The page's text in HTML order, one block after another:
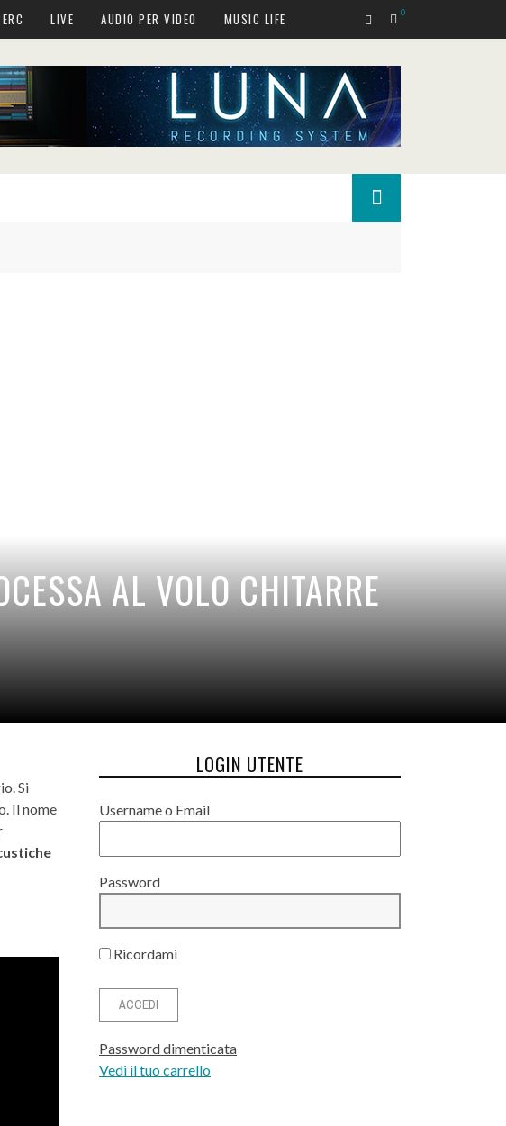
LIVE AUDIO PER VIDEO MUSIC LIFE 0
AL VOLO CHITARRE
Si
Il nome
LOGIN UTENTE
Username o Email
Password
Ricordami
Password dimenticata
Vedi il tuo carrello